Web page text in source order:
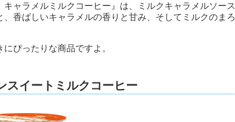
ャラメルミルクコーヒー』は、ミルクキャラメルソース
香ばしいキャラメルの香りと甘み、そしてミルクのまろ
ぴったりな商品ですよ。
イートミルクコーヒー